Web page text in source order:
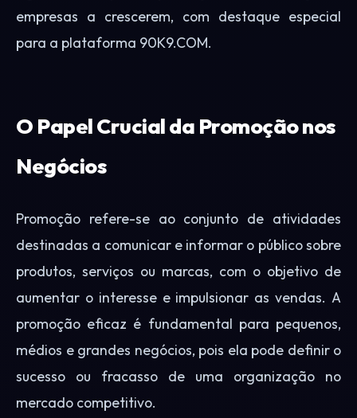
empresas a crescerem, com destaque especial
para a plataforma 90K9.COM.
O Papel Crucial da Promoção nos
Negócios
Promoção refere-se ao conjunto de atividades
destinadas a comunicar e informar o público sobre
produtos, serviços ou marcas, com o objetivo de
aumentar o interesse e impulsionar as vendas. A
promoção eficaz é fundamental para pequenos,
médios e grandes negócios, pois ela pode definir o
sucesso ou fracasso de uma organização no
mercado competitivo.